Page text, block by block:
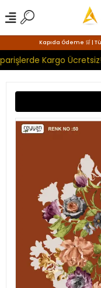
Kapıda Ödeme 🛒 |
Kargo Ücretsiz!